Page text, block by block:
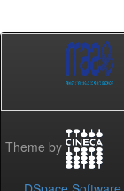
Theme by